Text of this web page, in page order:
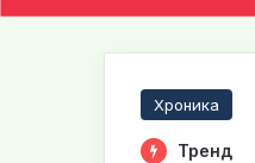
Хроника
Тренд